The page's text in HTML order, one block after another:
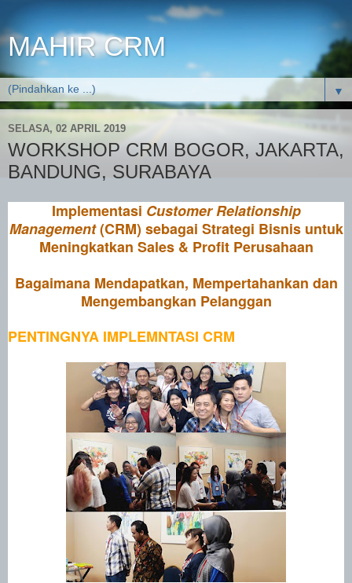
MAHIR CRM
▼
SELASA, 02 APRIL 2019
WORKSHOP CRM BOGOR, JAKARTA,
BANDUNG, SURABAYA
Implementasi Customer Relationship
Management (CRM)sebagai Strategi Bisnis untuk
Meningkatkan Sales & Profit Perusahaan
Bagaimana Mendapatkan, Mempertahankan dan
Mengembangkan Pelanggan
PENTINGNYA IMPLEMNTASI CRM